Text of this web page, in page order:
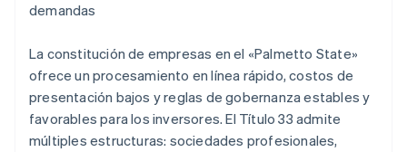
demandas
La constitución de empresas en el «Palmetto State»
ofrece un procesamiento en línea rápido, costos de
presentación bajos y reglas de gobernanza estables y
favorables para los inversores. El Título 33 admite
múltiples estructuras: sociedades profesionales,